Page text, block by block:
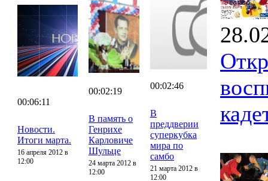
00:06:11
Новости.
Итоги марта.
16 апреля 2012 в
12:00
00:02:19
В память о
Генрихе
Карловиче
Шульце
24 марта 2012 в
12:00
00:02:46
В
преддверии
суперкубка
мира по
самбо
21 марта 2012 в
12:00